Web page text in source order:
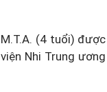
M.T.A. (4 tuổi) được
Nhi Trung ương